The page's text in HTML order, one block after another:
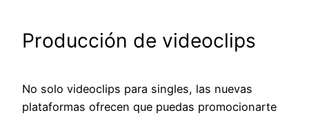
Producción de videoclips
No solo videoclips para singles, las nuevas
plataformas ofrecen que puedas promocionarte